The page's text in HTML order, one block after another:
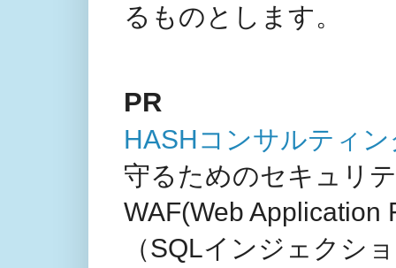
るものとします。
PR
HASHコンサルティ
守るためのセキュリ
WAF(Web Application
（SQLインジェクシ